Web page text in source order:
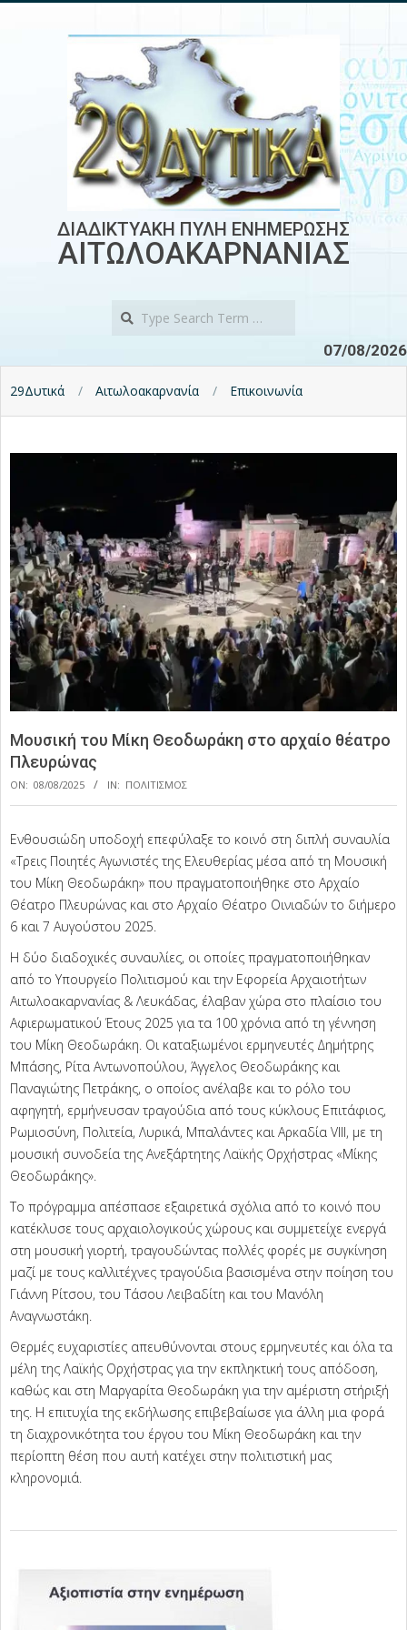
ΔΙΑΔΙΚΤΥΑΚΗ ΠΥΛΗ ΕΝΗΜΕΡΩΣΗΣ
ΑΙΤΩΛΟΑΚΑΡΝΑΝΙΑΣ
07/08/2026
29Δυτικά Αιτωλοακαρνανία Επικοινωνία
Μουσική του Μίκη Θεοδωράκη στο αρχαίο θέατρο
Πλευρώνας
ON: 08/08/2025 IN: ΠΟΛΙΤΙΣΜΟΣ
Ενθουσιώδη υποδοχή επεφύλαξε το κοινό στη διπλή συναυλία
«Τρεις Ποιητές Αγωνιστές της Ελευθερίας μέσα από τη Μουσική
του Μίκη Θεοδωράκη» που πραγματοποιήθηκε στο Αρχαίο
Θέατρο Πλευρώνας και στο Αρχαίο Θέατρο Οινιαδών το διήμερο
6 και 7 Αυγούστου 2025.
Η δύο διαδοχικές συναυλίες, οι οποίες πραγματοποιήθηκαν
από το Υπουργείο Πολιτισμού και την Εφορεία Αρχαιοτήτων
Αιτωλοακαρνανίας & Λευκάδας, έλαβαν χώρα στο πλαίσιο του
Αφιερωματικού Έτους 2025 για τα 100 χρόνια από τη γέννηση
του Μίκη Θεοδωράκη. Οι καταξιωμένοι ερμηνευτές Δημήτρης
Μπάσης, Ρίτα Αντωνοπούλου, Άγγελος Θεοδωράκης και
Παναγιώτης Πετράκης, ο οποίος ανέλαβε και το ρόλο του
αφηγητή, ερμήνευσαν τραγούδια από τους κύκλους Επιτάφιος,
Ρωμιοσύνη, Πολιτεία, Λυρικά, Μπαλάντες και Αρκαδία VIII, με τη
μουσική συνοδεία της Ανεξάρτητης Λαϊκής Ορχήστρας «Μίκης
Θεοδωράκης».
Το πρόγραμμα απέσπασε εξαιρετικά σχόλια από το κοινό που
κατέκλυσε τους αρχαιολογικούς χώρους και συμμετείχε ενεργά
στη μουσική γιορτή, τραγουδώντας πολλές φορές με συγκίνηση
μαζί με τους καλλιτέχνες τραγούδια βασισμένα στην ποίηση του
Γιάννη Ρίτσου, του Τάσου Λειβαδίτη και του Μανόλη
Αναγνωστάκη.
Θερμές ευχαριστίες απευθύνονται στους ερμηνευτές και όλα τα
μέλη της Λαϊκής Ορχήστρας για την εκπληκτική τους απόδοση,
καθώς και στη Μαργαρίτα Θεοδωράκη για την αμέριστη στήριξή
της. Η επιτυχία της εκδήλωσης επιβεβαίωσε για άλλη μια φορά
τη διαχρονικότητα του έργου του Μίκη Θεοδωράκη και την
περίοπτη θέση που αυτή κατέχει στην πολιτιστική μας
κληρονομιά.